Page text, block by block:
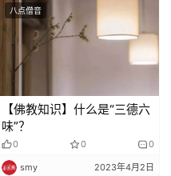
八点僧音
【佛教知识】什么是“三德六
味”？
0 0 0
smy 2023年4月2日